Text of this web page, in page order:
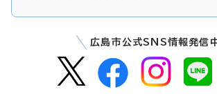
広島市公式SNS情報発信